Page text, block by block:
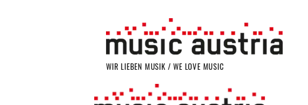
WIR LIEBEN MUSIK / WE LOVE MUSIC